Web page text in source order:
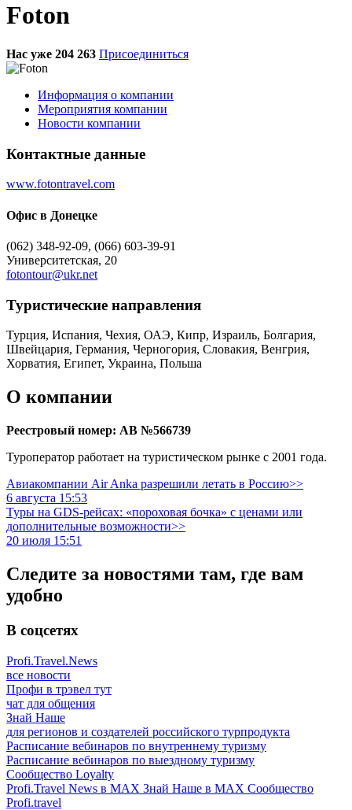
Foton
Нас уже 204 263 Присоединиться
Информация о компании
Мероприятия компании
Новости компании
Контактные данные
www.fotontravel.com
Офис в Донецке
(062) 348-92-09, (066) 603-39-91
Университетская, 20
fotontour@ukr.net
Туристическиe направления
Турция, Испания, Чехия, ОАЭ, Кипр, Израиль, Болгария,
Швейцария, Германия, Черногория, Словакия, Венгрия,
Хорватия, Египет, Украина, Польша
О компании
Реестровый номер: АВ №566739
Туроператор работает на туристическом рынке с 2001 года.
Авиакомпании Air Anka разрешили летать в Россию>>
6 августа 15:53
Туры на GDS-рейсах: «пороховая бочка» с ценами или
дополнительные возможности>>
20 июля 15:51
Следите за новостями там, где вам
удобно
В соцсетях
Profi.Travel.News
все новости
Профи в трэвел тут
чат для общения
Знай Наше
для регионов и создателей российского турпродукта
Расписание вебинаров по внутреннему туризму
Расписание вебинаров по выездному туризму
Сообщество Loyalty
Profi.Travel News в MAX Знай Наше в MAX Сообщество
Profi.travel